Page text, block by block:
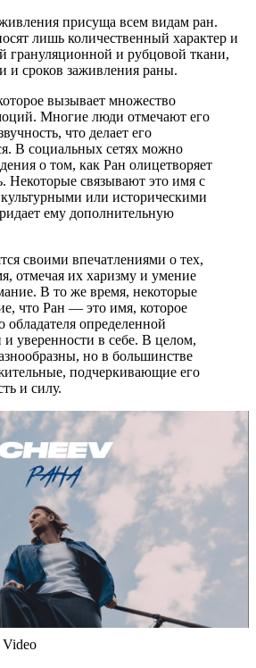
присуща всем видам ран.
лишь количественный характер и
грануляционной и рубцовой ткани,
и сроков заживления раны.
вызывает множество
Многие люди отмечают его
что делает его
В социальных сетях можно
о том, как Ран олицетворяет
Некоторые связывают это имя с
или историческими
ему дополнительную
своими впечатлениями о тех,
отмечая их харизму и умение
В то же время, некоторые
что Ран — это имя, которое
обладателя определенной
и уверенности в себе. В целом,
но в большинстве
подчеркивающие его
и силу.